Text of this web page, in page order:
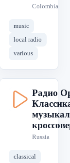
Colombia
music
local radio
various
Р
Радио
Russia
classical